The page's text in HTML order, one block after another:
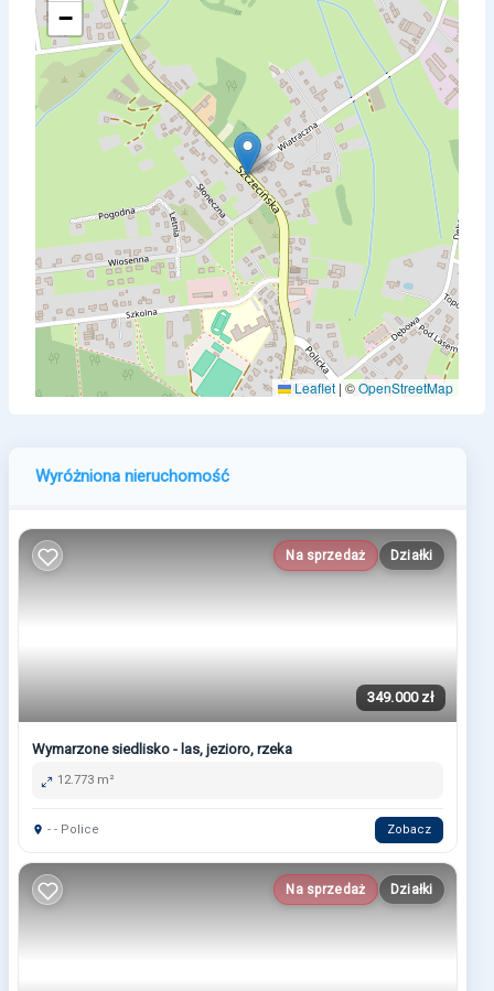
−
Leaflet | ©OpenStreetMap
Wyróżniona nieruchomość
Na sprzedaż Działki
349.000 zł
Wymarzone siedlisko - las, jezioro, rzeka
12.773 m²
- - Police Zobacz
Na sprzedaż Działki